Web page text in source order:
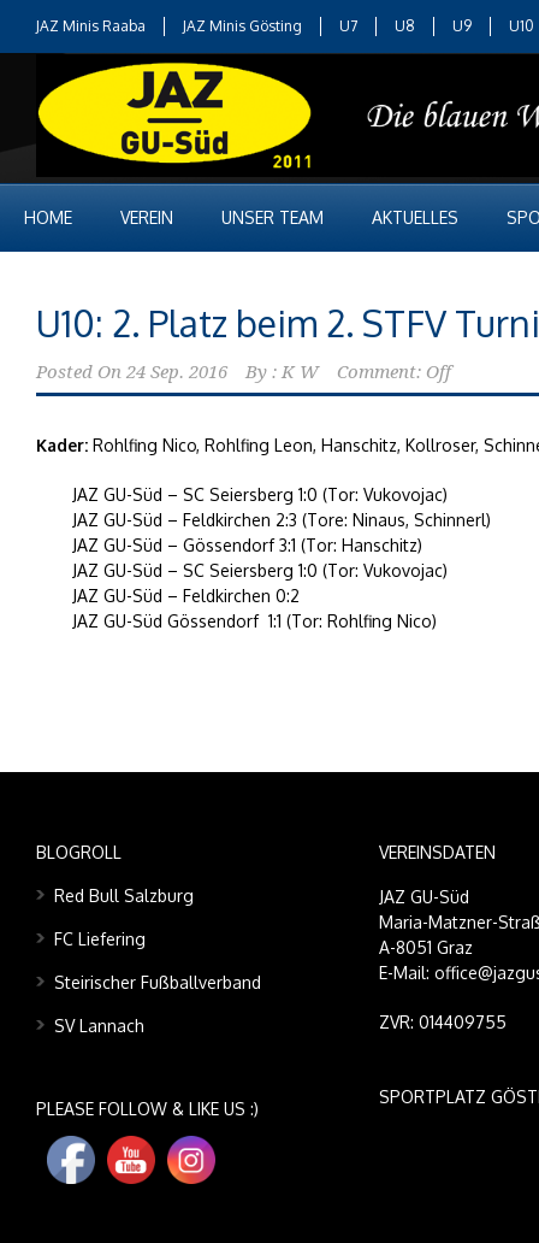
JAZ Minis Raaba JAZ Minis Gösting U7 U8 U9 U10
HOME VEREIN UNSER TEAM AKTUELLES
U10: 2. Platz beim 2. STFV
Posted On 24 Sep. 2016 By : K W Comment: Off
Kader: Rohlfing Nico, Rohlfing Leon, Hanschitz, Kollroser,
JAZ GU-Süd – SC Seiersberg 1:0 (Tor: Vukovojac)
JAZ GU-Süd – Feldkirchen 2:3 (Tore: Ninaus, Schinnerl)
JAZ GU-Süd – Gössendorf 3:1 (Tor: Hanschitz)
JAZ GU-Süd – SC Seiersberg 1:0 (Tor: Vukovojac)
JAZ GU-Süd – Feldkirchen 0:2
JAZ GU-Süd Gössendorf 1:1 (Tor: Rohlfing Nico)
BLOGROLL
Red Bull Salzburg
FC Liefering
Steirischer Fußballverband
SV Lannach
PLEASE FOLLOW & LIKE US :)
VEREINSDATEN
JAZ GU-Süd
Maria-Matzner-
A-8051 Graz
E-Mail:
ZVR: 014409755
SPORTPLATZ